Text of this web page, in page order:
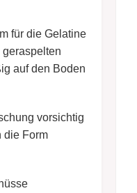
für die Gelatine
auf den Boden
vorsichtig
die Form